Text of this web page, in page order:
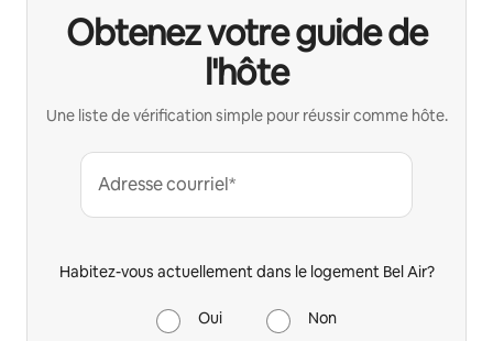
Obtenez votre guide de
l'hôte
Une liste de vérification simple pour réussir comme hôte.
Adresse courriel*
Habitez-vous actuellement dans le logement Bel Air?
Oui Non